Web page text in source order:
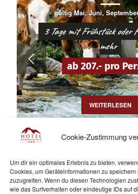
Cookie-Zustimmung
Um dir ein optimales Erlebnis zu bieten,
Cookies, um Geräteinformationen zu
zuzugreifen. Wenn du diesen Technologien
wie das Surfverhalten oder eindeutige IDs auf
gültig Mai, Juni,
3 Tage mit Frühstück oder
mehr
ab 207.- pro
WEITERLESEN